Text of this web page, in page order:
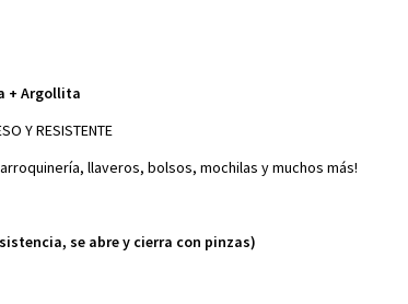
+ Argollita
Y RESISTENTE
llaveros, bolsos, mochilas y muchos más!
se abre y cierra con pinzas)